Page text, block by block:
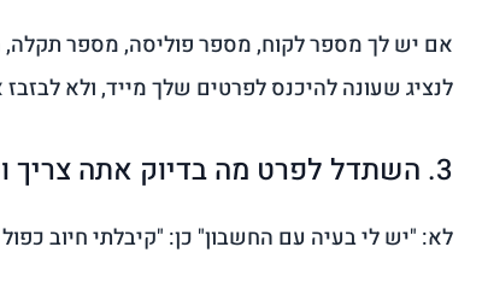
אם יש לך מספר לקוח, מספר פוליסה, מספר
לנציג שעונה להיכנס לפרטים שלך מייד, ולא
3. השתדל לפרט מה בדיוק אתה צריך ופרט בהרחבה
לא: "יש לי בעיה עם החשבון" כן: "קיבלתי חיוב כפול